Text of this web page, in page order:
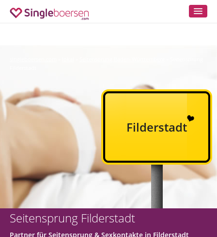
Seitensprung Filderstadt
Partner für Seitensprung & Sexkontakte in Filderstadt
Filderstadt